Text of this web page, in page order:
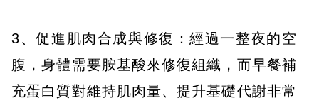
3、促進肌肉合成與修復：經過一整夜的空
腹，身體需要胺基酸來修復組織，而早餐補
充蛋白質對維持肌肉量、提升基礎代謝非常